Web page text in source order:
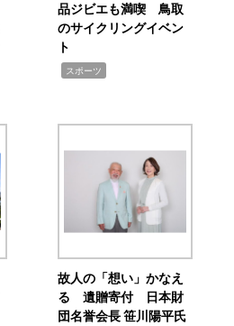
品ジビエも満喫 鳥取
のサイクリングイベン
ト
スポーツ
故人の「想い」かなえ
る 遺贈寄付 日本財
団名誉会長 笹川陽平氏